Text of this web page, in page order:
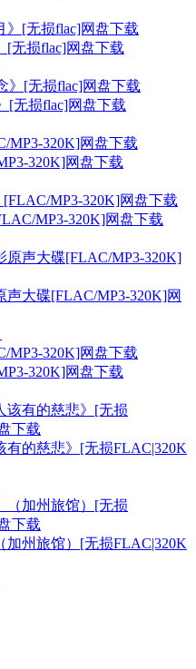
[无损flac]网盘下载
[无损flac]网盘下载
320K]网盘下载
MP3-320K]网盘下载
声大碟[FLAC/MP3-320K]网
320K]网盘下载
有的慈悲》[无损FLAC|320K
加州旅馆）[无损FLAC|320K